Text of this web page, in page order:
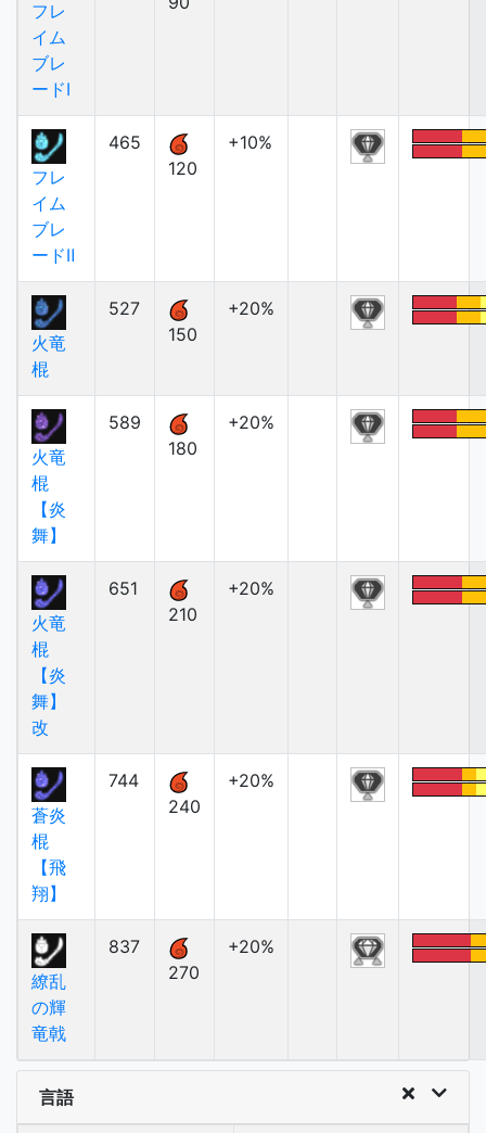
フレ
イム
ブレ
ードⅠ
フレ
イム
ブレ
ードⅡ
465
120
+10%
火竜
棍
527
150
+20%
火竜
棍
【炎
舞】
589
180
+20%
火竜
棍
【炎
舞】
改
651
210
+20%
蒼炎
棍
【飛
翔】
744
240
+20%
繚乱
の輝
竜戟
837
270
+20%
言語